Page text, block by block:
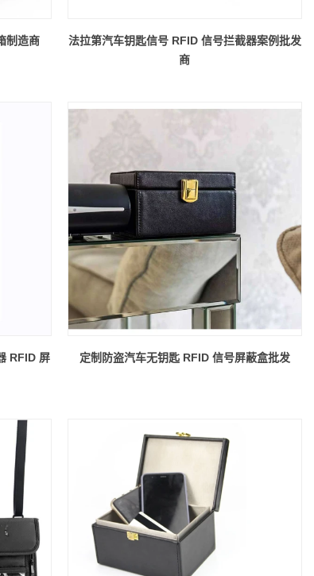
制造商
法拉第汽车钥匙信号 RFID 信号拦截器案例批发
商
RFID 屏
定制防盗汽车无钥匙 RFID 信号屏蔽盒批发